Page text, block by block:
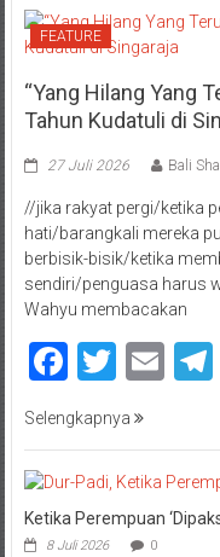
FEATURE
“Yang Hilang Yang
Tahun Kudatuli di
27 Juli 2026 Bali
//jika rakyat pergi/ketika
hati/barangkali mereka
berbisik-bisik/ketika
sendiri/penguasa harus
Wahyu membacakan
Selengkapnya
Ketika Perempuan
8 Juli 2026 0